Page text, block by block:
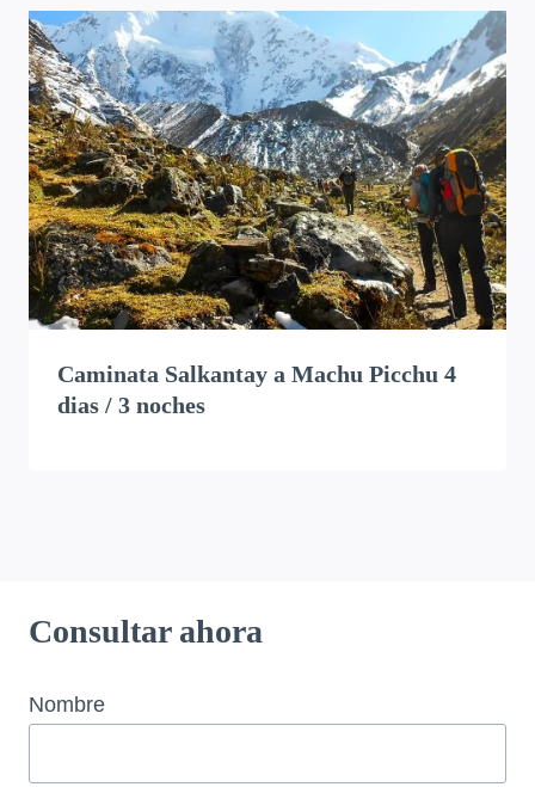
Caminata Salkantay a Machu Picchu 4
dias / 3 noches
Consultar ahora
Nombre